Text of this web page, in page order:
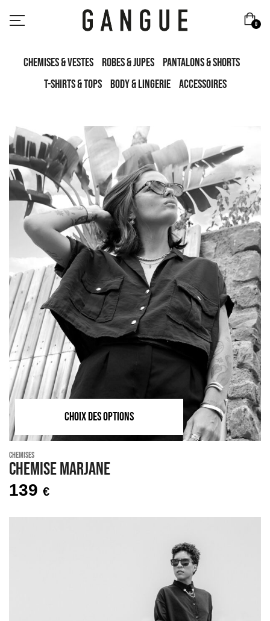
0
Chemises & Vestes Robes & Jupes
Pantalons & Shorts
T-Shirts & Tops
Body & Lingerie Accessoires
CHOIX DES OPTIONS
Chemises
Chemise MARJANE
139 €